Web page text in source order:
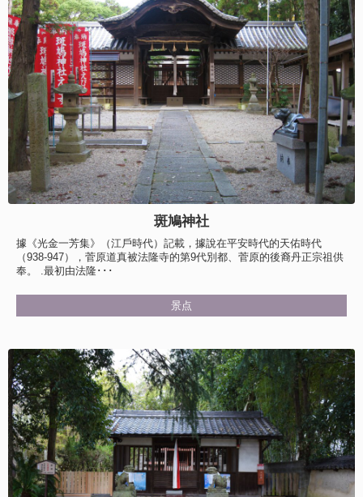
斑鳩神社
據《光金一芳集》（江戶時代）記載，據說在平安時代的天佑時代
（938-947），菅原道真被法隆寺的第9代別都、菅原的後裔丹正宗祖供
奉。 .最初由法隆･･･
景点